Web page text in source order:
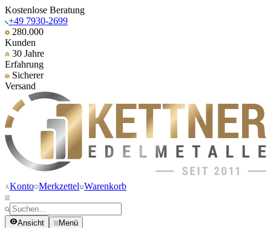
Kostenlose Beratung
+49 7930-2699
280.000
Kunden
30 Jahre
Erfahrung
Sicherer
Versand
Konto Merkzettel Warenkorb
Ansicht Menü